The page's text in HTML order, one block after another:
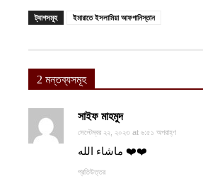
ট্যাগসমূহ ইমারাতে ইসলামিয়া আফগানিস্তান
2 মন্তব্যসমূহ
সাইফ মাহমুদ
সেপ্টেম্বর ২২, ২০২৩ at ৬:৫১ অপরাহ্ণ
ماشاء الله ❤️❤️
প্রতিউত্তর